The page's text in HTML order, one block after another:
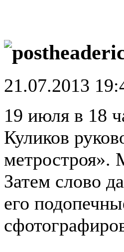
21.07.2013
19 июля в 18
Куликов
метростроя».
Затем слово
его